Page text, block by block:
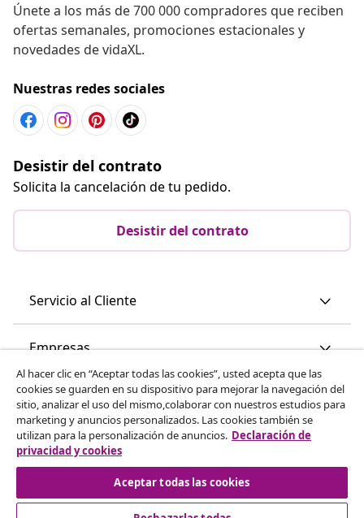
Únete a los más de 700 000 compradores que reciben
ofertas semanales, promociones estacionales y
novedades de vidaXL.
Nuestras redes sociales
Desistir del contrato
Solicita la cancelación de tu pedido.
Desistir del contrato
Servicio al Cliente
Empresas
vidaXL
Descubre mas
Al hacer clic en “Aceptar todas las cookies”, usted acepta que las
cookies se guarden en su dispositivo para mejorar la navegación del
sitio, analizar el uso del mismo,colaborar con nuestros estudios para
marketing y anuncios personalizados. Las cookies también se
utilizan para la personalización de anuncios. Declaración de
privacidad y cookies
Aceptar todas las cookies